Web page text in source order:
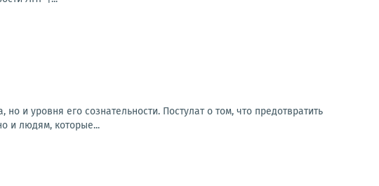
и уровня его сознательности. Постулат о том, что предотвратить
и людям, которые...